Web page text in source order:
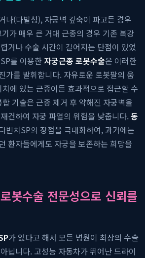
나(다발성), 자궁벽 깊숙이 파고든 경우
가 매우 큰 거대 근종의 경우 기존 복강
거나 수술 시간이 길어지는 단점이 있었
를 이용한 자궁근종 로봇수술은 이러한
가를 발휘합니다. 자유로운 로봇팔의 움
에 있는 근종이든 효과적으로 접근할 수
기술은 근종 제거 후 약해진 자궁벽을
건하여 자궁 파열의 위험을 낮춥니다.동
빈치SP의 장점을 극대화하여, 과거에는
환자들에게도 자궁을 보존하는 희망을
봇수술 전문성으로 신뢰를
가 있다고 해서 모든 병원이 최상의 수술
닙니다. 고성능 자동차가 뛰어난 드라이